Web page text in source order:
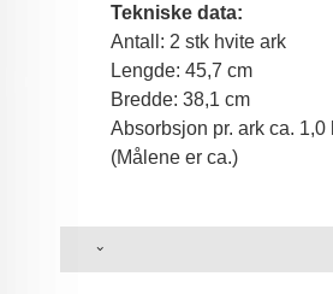
Tekniske data:
Antall: 2 stk hvite ark
Lengde: 45,7 cm
Bredde: 38,1 cm
Absorbsjon pr. ark ca. 1,0
(Målene er ca.)